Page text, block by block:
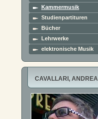
Kammermusik
Studienpartituren
Bücher
Lehrwerke
elektronische Musik
CAVALLARI, ANDREA